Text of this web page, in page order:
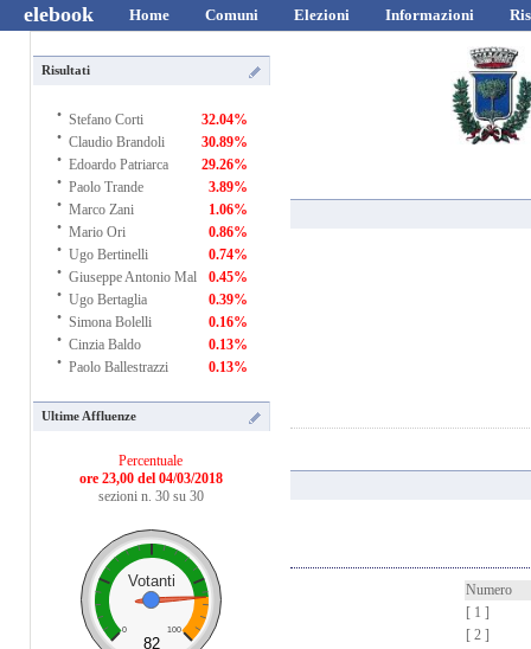
elebook Home Comuni Elezioni Informazioni
Risultati
· Stefano Corti 32.04%
· Claudio Brandoli 30.89%
· Edoardo Patriarca 29.26%
· Paolo Trande 3.89%
· Marco Zani 1.06%
· Mario Ori 0.86%
· Ugo Bertinelli 0.74%
· Giuseppe Antonio Mal 0.45%
· Ugo Bertaglia 0.39%
· Simona Bolelli 0.16%
· Cinzia Baldo 0.13%
· Paolo Ballestrazzi 0.13%
Ultime Affluenze
Percentuale
ore 23,00 del 04/03/2018
sezioni n. 30 su 30
Votanti
0 100
82
Numero
[ 1 ]
[ 2 ]